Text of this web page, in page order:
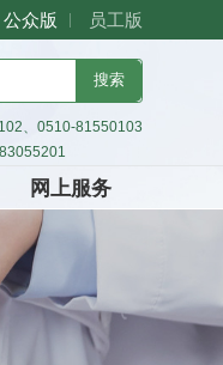
公众版 员工版
搜索
、0510-81550103
网上服务